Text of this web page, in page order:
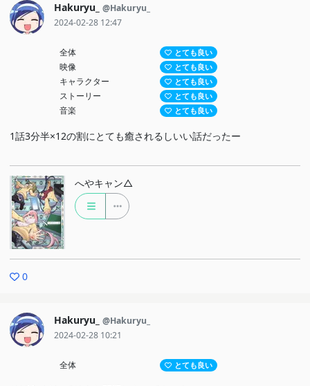
Hakuryu_ @Hakuryu_
2024-02-28 12:47
全体 とても良い
映像 とても良い
キャラクター とても良い
ストーリー とても良い
音楽 とても良い
1話3分半×12の割にとても癒されるしいい話だったー
へやキャン△
0
Hakuryu_ @Hakuryu_
2024-02-28 10:21
全体 とても良い